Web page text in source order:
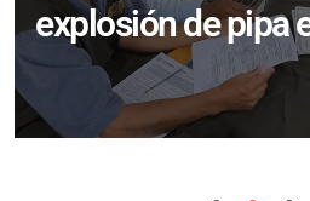
explosión de pipa